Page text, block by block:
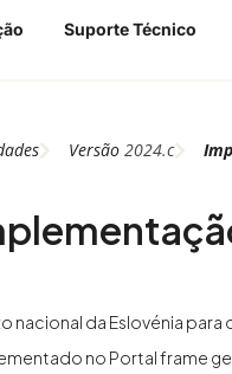
Suporte Técnico
Versão2024.c
nacional da Eslovénia para
no Portal frame